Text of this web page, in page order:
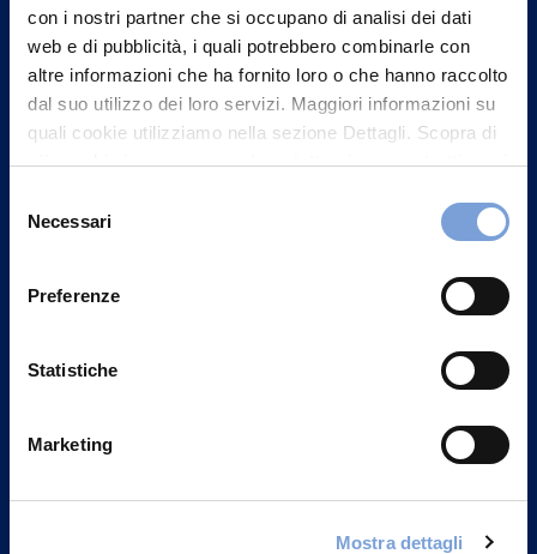
con i nostri partner che si occupano di analisi dei dati
web e di pubblicità, i quali potrebbero combinarle con
altre informazioni che ha fornito loro o che hanno raccolto
dal suo utilizzo dei loro servizi. Maggiori informazioni su
quali cookie utilizziamo nella sezione Dettagli. Scopra di
più su chi siamo, come può contattarci e come trattiamo i
può trovare nel footer del sito nella sezione "Informativa
delNecessari
Preferenze
Statistiche
Marketing
Mostra dettagli
un nostro Agente.
Contattaci
Vittoria Assicurazioni S.p.A.